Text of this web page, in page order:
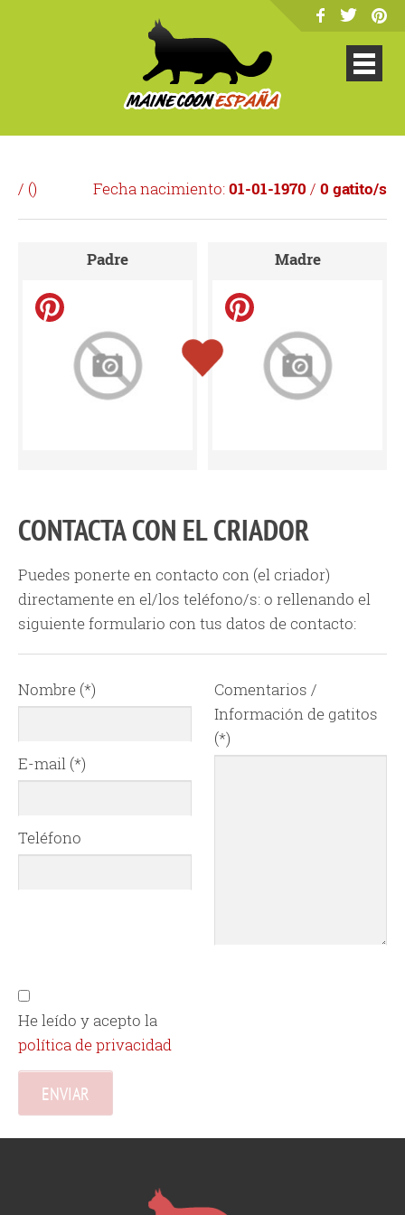
/ () Fecha nacimiento:01-01-1970 / 0 gatito/s
Padre Madre
CONTACTA CON EL CRIADOR
Puedes ponerte en contacto con (el criador)
directamente en el/los teléfono/s:o rellenando el
siguiente formulario con tus datos de contacto:
Nombre (*)
E-mail (*)
Teléfono
Comentarios /
Información de gatitos
(*)
He leído y acepto la
política de privacidad